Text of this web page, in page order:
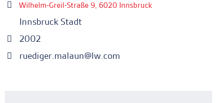
Wilhelm-Greil-Straße 9, 6020 Innsbruck
Innsbruck Stadt
2002
ruediger.malaun@lw.com